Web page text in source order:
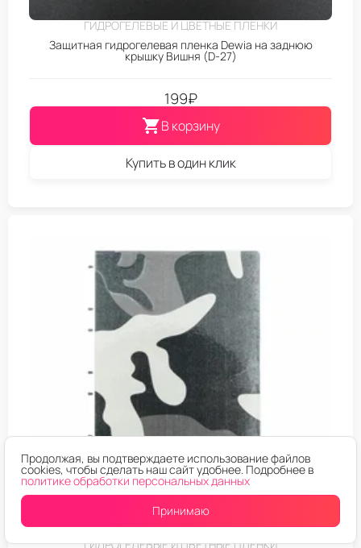
ГИДРОГЕЛЕВЫЕ И ЦВЕТНЫЕ ПЛЕНКИ
Защитная гидрогелевая пленка Dewia на заднюю
крышку Вишня (D-27)
199₽
В корзину
Купить в один клик
ГИДРОГЕЛЕВЫЕ И ЦВЕТНЫЕ ПЛЕНКИ
Продолжая, вы подтверждаете использование файлов
cookies, чтобы сделать наш сайт удобнее. Подробнее в
политике обработки персональных данных
Принимаю